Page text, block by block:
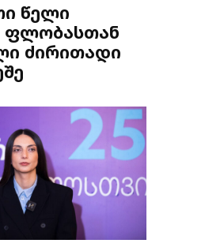
წელი
ფლობასთან
ძირითადი